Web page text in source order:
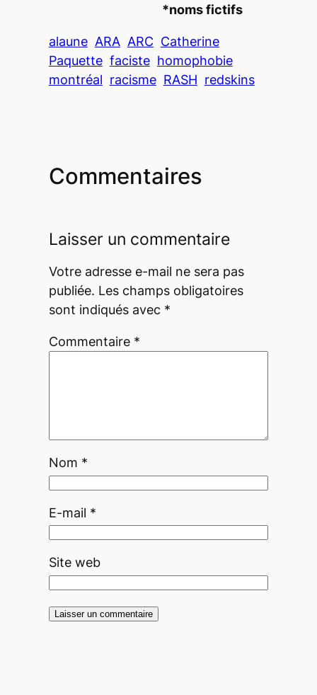
*noms fictifs
alaune ARA ARC Catherine
Paquette faciste homophobie
montréal racisme RASH redskins
Commentaires
Laisser un commentaire
Votre adresse e-mail ne sera pas
publiée. Les champs obligatoires
sont indiqués avec *
Commentaire *
Nom *
E-mail *
Site web